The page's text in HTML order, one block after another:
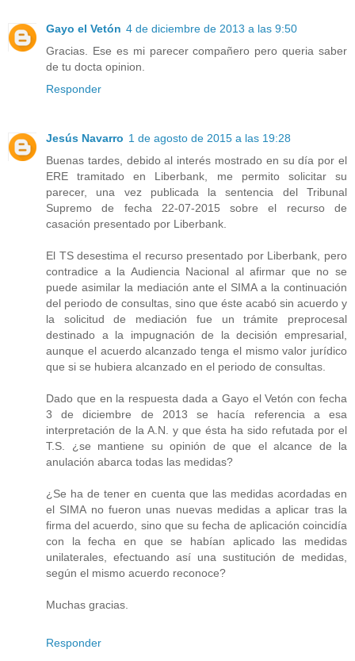
Gayo el Vetón 4 de diciembre de 2013 a las 9:50
Gracias. Ese es mi parecer compañero pero queria saber
de tu docta opinion.
Responder
Jesús Navarro 1 de agosto de 2015 a las 19:28
Buenas tardes, debido al interés mostrado en su día por el
ERE tramitado en Liberbank, me permito solicitar su
parecer, una vez publicada la sentencia del Tribunal
Supremo de fecha 22-07-2015 sobre el recurso de
casación presentado por Liberbank.
El TS desestima el recurso presentado por Liberbank, pero
contradice a la Audiencia Nacional al afirmar que no se
puede asimilar la mediación ante el SIMA a la continuación
del periodo de consultas, sino que éste acabó sin acuerdo y
la solicitud de mediación fue un trámite preprocesal
destinado a la impugnación de la decisión empresarial,
aunque el acuerdo alcanzado tenga el mismo valor jurídico
que si se hubiera alcanzado en el periodo de consultas.
Dado que en la respuesta dada a Gayo el Vetón con fecha
3 de diciembre de 2013 se hacía referencia a esa
interpretación de la A.N. y que ésta ha sido refutada por el
T.S. ¿se mantiene su opinión de que el alcance de la
anulación abarca todas las medidas?
¿Se ha de tener en cuenta que las medidas acordadas en
el SIMA no fueron unas nuevas medidas a aplicar tras la
firma del acuerdo, sino que su fecha de aplicación coincidía
con la fecha en que se habían aplicado las medidas
unilaterales, efectuando así una sustitución de medidas,
según el mismo acuerdo reconoce?
Muchas gracias.
Responder